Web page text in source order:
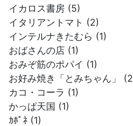
イカロス書房 (5)
イタリアントマト (2)
インテルナきたむら (1)
おばさんの店 (1)
おみぞ筋のポパイ (1)
お好み焼き「とみちゃん」
カコ・コーラ (1)
かっぱ天国 (1)
ｶﾎﾟﾈ (1)